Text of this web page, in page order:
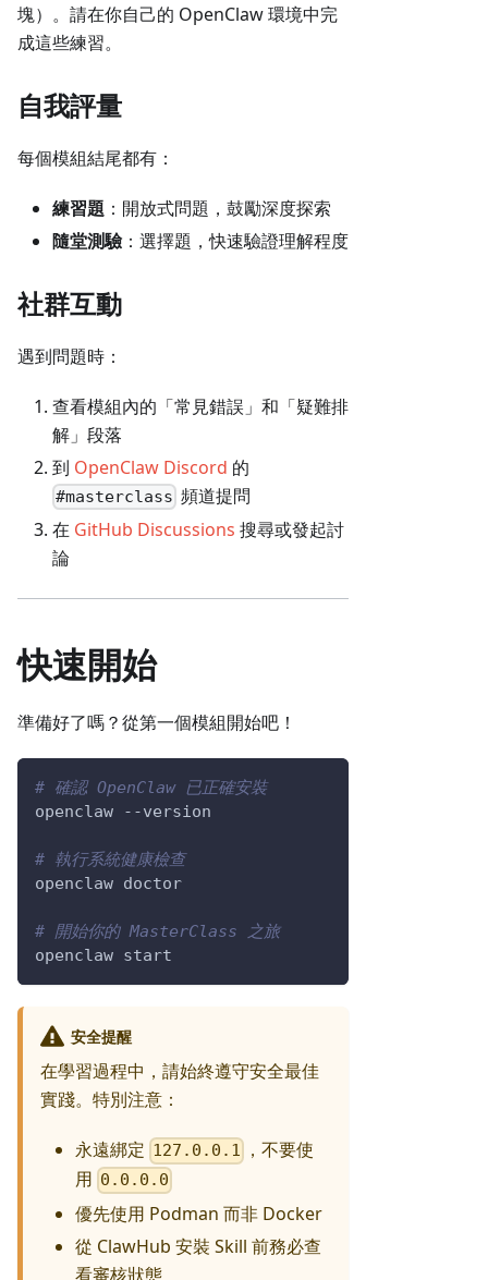
塊）。請在你自己的 OpenClaw 環境中完
成這些練習。
自我評量
每個模組結尾都有：
練習題 ：開放式問題，鼓勵深度探索
隨堂測驗：選擇題，快速驗證理解程度
社群互動
遇到問題時：
查看模組內的「常見錯誤」和「疑難排
解」段落
到 OpenClaw Discord 的
#masterclass 頻道提問
在 GitHub Discussions 搜尋或發起討
論
快速開始
準備好了嗎？從第一個模組開始吧！
# 確認 OpenClaw 已正確安裝
openclaw
--version
# 執行系統健康檢查
openclaw doctor
# 開始你的 MasterClass 之旅
openclaw start
安全提醒
在學習過程中，請始終遵守安全最佳
實踐。特別注意：
永遠綁定 127.0.0.1
，不要使
用 0.0.0.0
優先使用 Podman 而非 Docker
從 ClawHub 安裝 Skill 前務必查
看審核狀態